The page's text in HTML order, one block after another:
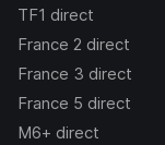
TF1 direct
France 2 direct
France 3 direct
France 5 direct
M6+ direct